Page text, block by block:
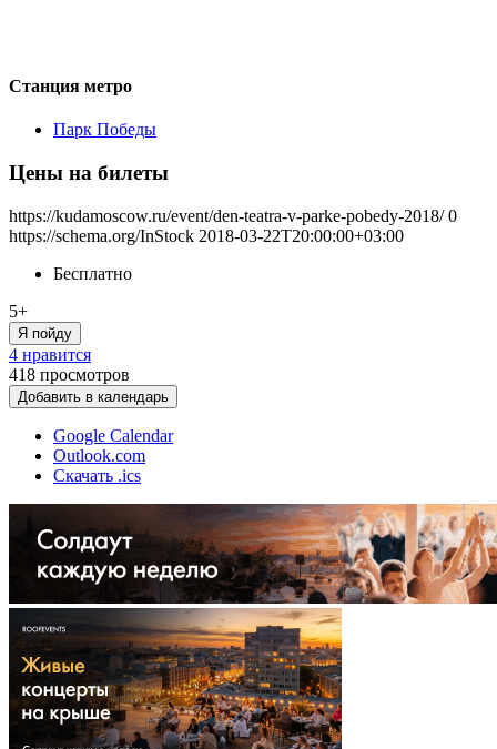
Станция метро
Парк Победы
Цены на билеты
https://kudamoscow.ru/event/den-teatra-v-parke-pobedy-2018/ 0
https://schema.org/InStock 2018-03-22T20:00:00+03:00
Бесплатно
5+
Я пойду
4 нравится
418 просмотров
Добавить в календарь
Google Calendar
Outlook.com
Скачать .ics